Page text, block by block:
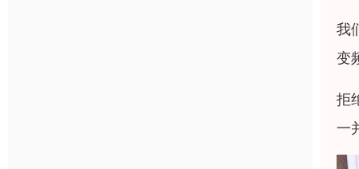
我
变
拒
一